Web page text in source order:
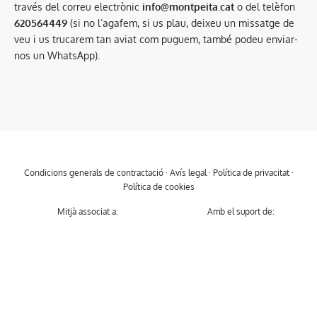
través del correu electrònic info@montpeita.cat o del telèfon
620564449 (si no l’agafem, si us plau, deixeu un missatge de
veu i us trucarem tan aviat com puguem, també podeu enviar-
nos un WhatsApp).
Condicions generals de contractació· Avís legal· Política de privacitat·
Política de cookies
Mitjà associat a: Amb el suport de: